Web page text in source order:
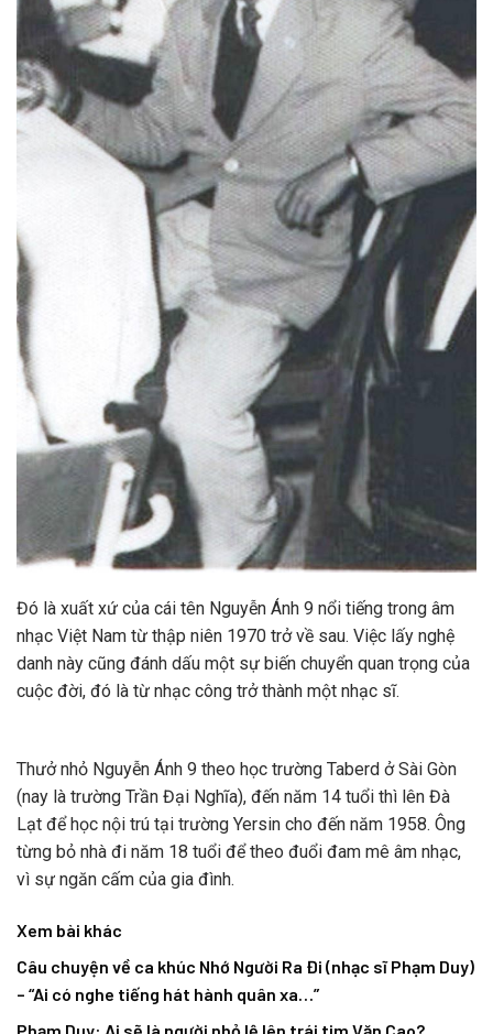
Đó là xuất xứ của cái tên Nguyễn Ánh 9 nổi tiếng trong âm
nhạc Việt Nam từ thập niên 1970 trở về sau. Việc lấy nghệ
danh này cũng đánh dấu một sự biến chuyển quan trọng của
cuộc đời, đó là từ nhạc công trở thành một nhạc sĩ.
Thưở nhỏ Nguyễn Ánh 9 theo học trường Taberd ở Sài Gòn
(nay là trường Trần Đại Nghĩa), đến năm 14 tuổi thì lên Đà
Lạt để học nội trú tại trường Yersin cho đến năm 1958. Ông
từng bỏ nhà đi năm 18 tuổi để theo đuổi đam mê âm nhạc,
vì sự ngăn cấm của gia đình.
Xem bài khác
Câu chuyện về ca khúc Nhớ Người Ra Đi (nhạc sĩ Phạm Duy)
– “Ai có nghe tiếng hát hành quân xa…”